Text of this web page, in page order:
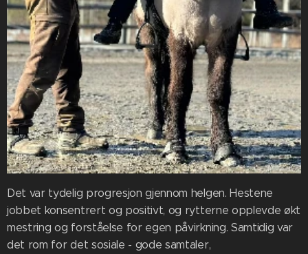
Det var tydelig progresjon gjennom helgen. Hestene
jobbet konsentrert og positivt, og rytterne opplevde økt
mestring og forståelse for egen påvirkning. Samtidig var
det rom for det sosiale - gode samtaler,